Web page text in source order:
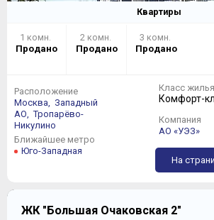
Квартиры
1 комн.
Продано
2 комн.
Продано
3 комн.
Продано
Расположение
Москва, Западный
АО, Тропарёво-
Никулино
Ближайшее метро
Юго-Западная
Класс жилья
Комфорт-
Компания
АО «УЭЗ»
На
ЖК "Большая Очаковская 2"